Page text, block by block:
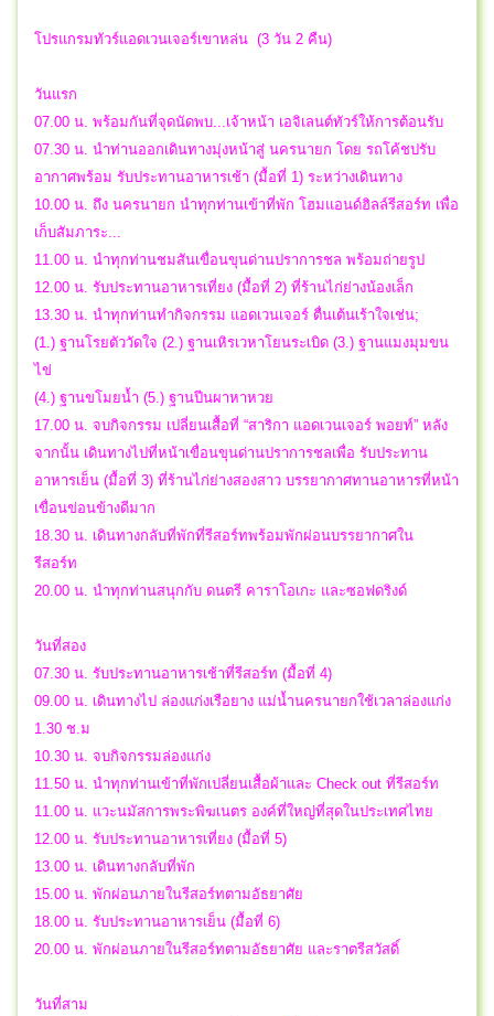
โปรแกรมทัวร์แอดเวนเจอร์เขาหล่น (3 วัน 2 คืน)
วันแรก
07.00 น. พร้อมกันที่จุดนัดพบ...เจ้าหน้า เอจิเลนต์ทัวร์ให้การต้อนรับ
07.30 น. นำท่านออกเดินทางมุ่งหน้าสู่ นครนายก โดย รถโค้ชปรับ
อากาศพร้อม รับประทานอาหารเช้า (มื้อที่ 1) ระหว่างเดินทาง
10.00 น. ถึง นครนายก นำทุกท่านเข้าที่พัก โฮมแอนด์ฮิลล์รีสอร์ท เพื่อ
เก็บสัมภาระ...
11.00 น. นำทุกท่านชมสันเขื่อนขุนด่านปราการชล พร้อมถ่ายรูป
12.00 น. รับประทานอาหารเที่ยง (มื้อที่ 2) ที่ร้านไก่ย่างน้องเล็ก
13.30 น. นำทุกท่านทำกิจกรรม แอดเวนเจอร์ ตื่นเต้นเร้าใจเช่น;
(1.) ฐานโรยตัววัดใจ (2.) ฐานเหิรเวหาโยนระเบิด (3.) ฐานแมงมุมขน
ไข่
(4.) ฐานขโมยน้ำ (5.) ฐานปีนผาหาหวย
17.00 น. จบกิจกรรม เปลี่ยนเสื้อที่ “สาริกา แอดเวนเจอร์ พอยท์” หลัง
จากนั้น เดินทางไปที่หน้าเขื่อนขุนด่านปราการชลเพื่อ รับประทาน
อาหารเย็น (มื้อที่ 3) ที่ร้านไก่ย่างสองสาว บรรยากาศทานอาหารที่หน้า
เขื่อนข่อนข้างดีมาก
18.30 น. เดินทางกลับที่พักที่รีสอร์ทพร้อมพักผ่อนบรรยากาศใน
รีสอร์ท
20.00 น. นำทุกท่านสนุกกับ ดนตรี คาราโอเกะ และซอฟดริงด์
วันที่สอง
07.30 น. รับประทานอาหารเช้าที่รีสอร์ท (มื้อที่ 4)
09.00 น. เดินทางไป ล่องแก่งเรือยาง แม่น้ำนครนายกใช้เวลาล่องแก่ง
1.30 ช.ม
10.30 น. จบกิจกรรมล่องแก่ง
11.50 น. นำทุกท่านเข้าที่พักเปลี่ยนเสื้อผ้าและ Check out ที่รีสอร์ท
11.00 น. แวะนมัสการพระพิฆเนตร องค์ที่ใหญ่ที่สุดในประเทศไทย
12.00 น. รับประทานอาหารเที่ยง (มื้อที่ 5)
13.00 น. เดินทางกลับที่พัก
15.00 น. พักผ่อนภายในรีสอร์ทตามอัธยาศัย
18.00 น. รับประทานอาหารเย็น (มื้อที่ 6)
20.00 น. พักผ่อนภายในรีสอร์ทตามอัธยาศัย และราตรีสวัสดิ์
วันที่สาม